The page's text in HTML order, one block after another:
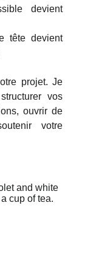
devient
tête devient
projet. Je
vos
ouvrir de
votre